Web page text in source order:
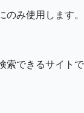
み使用します。
索できるサイトで